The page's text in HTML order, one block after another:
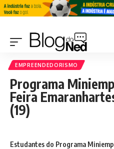
EMPREENDEDORISMO
Programa
Feira
(19)
Estudantes do Programa